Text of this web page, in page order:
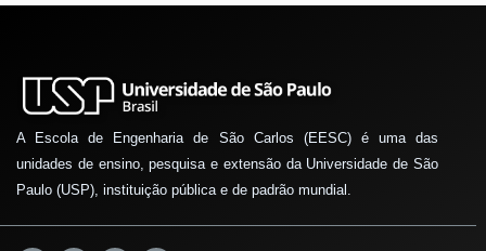
A Escola de Engenharia de São Carlos (EESC) é uma das
unidades de ensino, pesquisa e extensão da Universidade de São
Paulo (USP), instituição pública e de padrão mundial.